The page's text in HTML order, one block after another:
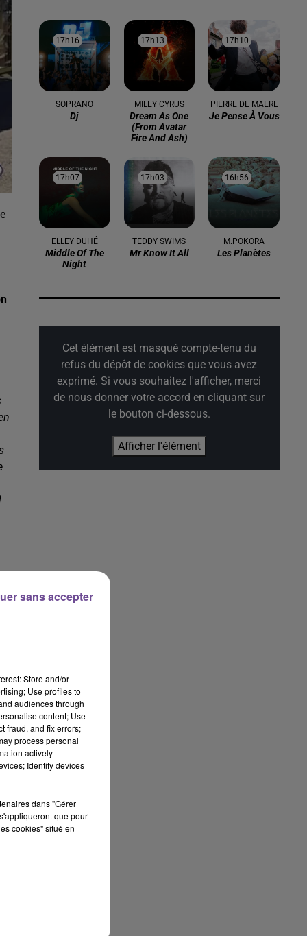
17h16
17h16
SOPRANO
Dj
17h13
17h13
MILEY CYRUS
Dream As One
(from Avatar
Fire And Ash)
17h10
17h10
PIERRE DE MAERE
Je Pense À Vous
17h07
17h07
ELLEY DUHÉ
Middle Of The
Night
17h03
17h03
TEDDY SWIMS
Mr Know It All
16h56
16h56
M.POKORA
Les Planètes
Cet élément est masqué compte-tenu du
refus du dépôt de cookies que vous avez
exprimé. Si vous souhaitez l'afficher, merci
de nous donner votre accord en cliquant sur
le bouton ci-dessous.
Afficher l'élément
Store and/or
Use profiles to
audiences through
content; Use
fraud, and fix errors;
process personal
actively
Identify devices
dans "Gérer
que pour
cookies" situé en
sans accepter